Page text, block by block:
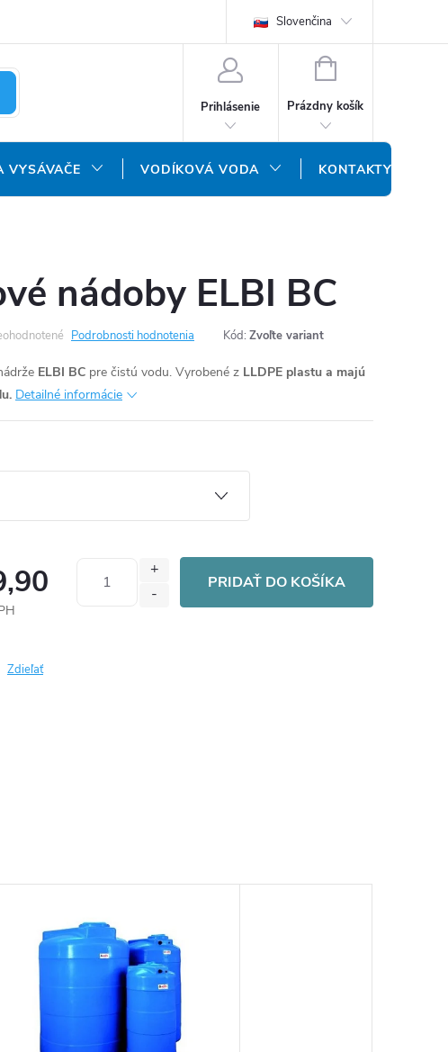
DOPRAVA A PLATBA
Slovenčina
Prihlásenie
NÁKUPNÝ
Prázdny košík
VYSÁVAČE VODÍKOVÁ VODA KONTAKTY
nádoby ELBI BC
Podrobnosti hodnotenia Kód: Zvoľte variant
ELBI BC pre čistú vodu. Vyrobené z LLDPE plastu a majú
Detailné informácie
PRIDAŤ DO KOŠÍKA
Zdieľať